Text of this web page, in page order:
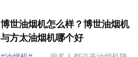
博世油烟机怎么样？博世油烟机
与方太油烟机哪个好